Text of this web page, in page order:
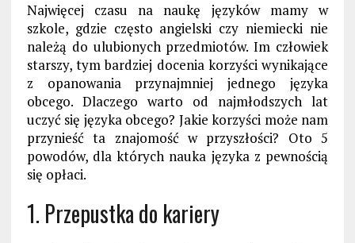
Najwięcej czasu na naukę języków mamy w
szkole, gdzie często angielski czy niemiecki nie
należą do ulubionych przedmiotów. Im człowiek
starszy, tym bardziej docenia korzyści wynikające
z opanowania przynajmniej jednego języka
obcego. Dlaczego warto od najmłodszych lat
uczyć się języka obcego? Jakie korzyści może nam
przynieść ta znajomość w przyszłości? Oto 5
powodów, dla których nauka języka z pewnością
się opłaci.
1. Przepustka do kariery